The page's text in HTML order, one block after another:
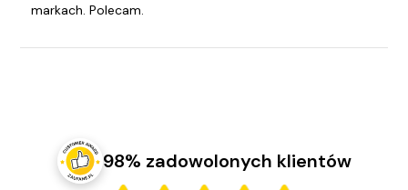
markach. Polecam.
98% zadowolonych klientów